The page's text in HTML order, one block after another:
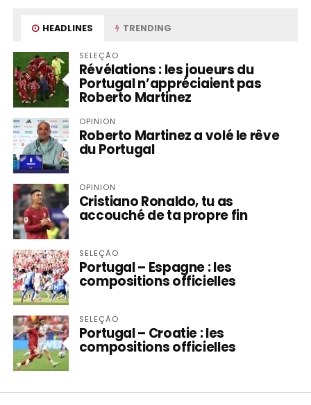
HEADLINES TRENDING
SELEÇÃO
Révélations : les joueurs du
Portugal n’appréciaient pas
Roberto Martinez
OPINION
Roberto Martinez a volé le rêve
du Portugal
OPINION
Cristiano Ronaldo, tu as
accouché de ta propre fin
SELEÇÃO
Portugal – Espagne : les
compositions officielles
SELEÇÃO
Portugal – Croatie : les
compositions officielles